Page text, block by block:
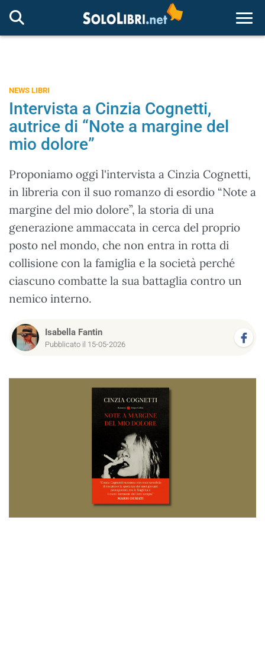
NEWS LIBRI
Intervista a Cinzia Cognetti,
autrice di “Note a margine del
mio dolore”
Proponiamo oggi l'intervista a Cinzia Cognetti,
in libreria con il suo romanzo di esordio “Note a
margine del mio dolore”, la storia di una
generazione ammaccata in cerca del proprio
posto nel mondo, che non entra in rotta di
collisione con la famiglia e la società perché
ciascuno combatte la sua battaglia contro un
nemico interno.
Isabella Fantin
Pubblicato il 15-05-2026